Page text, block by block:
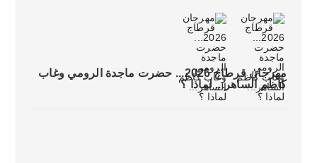
مهرجان قرطاج 2026... حضرت ماجدة الرومي وغاب
كاظم الساهر... لماذا ؟